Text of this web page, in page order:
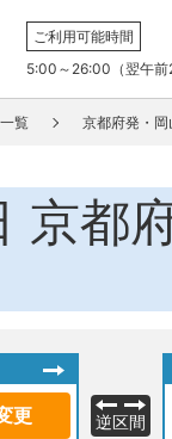
ご利用可能時間
5:00～26:00（翌午前
覧 京都府発・
京都
更 逆区間